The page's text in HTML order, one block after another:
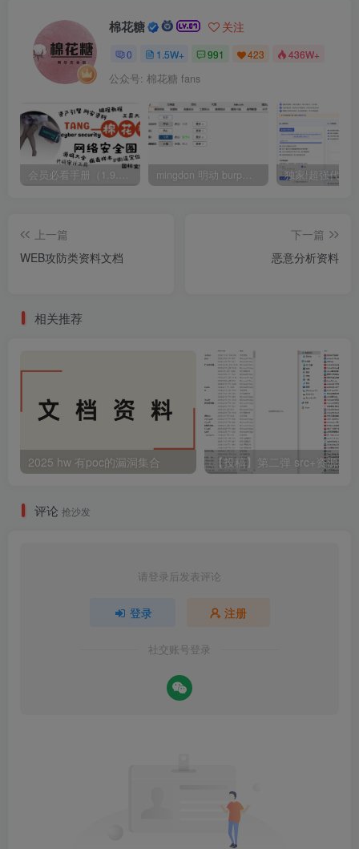
棉花糖 关注
0 1.5W+ 991 423 436W+
公众号: 棉花糖 fans
会员必看手册（1.9.0版本 26.4.5更新） mingdon 明动 burp插件0.2.6版本 本地时间校验去除版
上一篇
WEB攻防类资料文档
下一篇
恶意分析资料
相关推荐
2025 hw 有poc的漏洞集合
评论 抢沙发
请登录后发表评论
登录 注册
社交账号登录